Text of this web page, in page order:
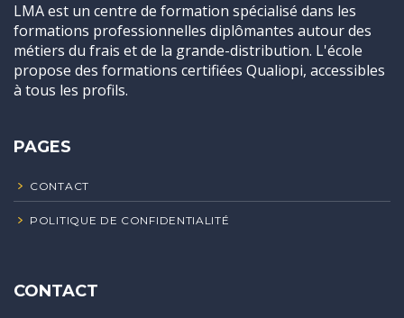
LMA est un centre de formation spécialisé dans les
formations professionnelles diplômantes autour des
métiers du frais et de la grande-distribution. L'école
propose des formations certifiées Qualiopi, accessibles
à tous les profils.
PAGES
CONTACT
POLITIQUE DE CONFIDENTIALITÉ
CONTACT